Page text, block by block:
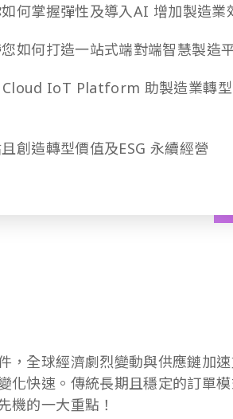
何掌握彈性及導入AI 增加製造業
如何打造一站式端對端智慧製造
IoT Platform 助製造業轉型
創造轉型價值及ESG 永續經營
，全球經濟劇烈變動與供應鏈加
化快速。傳統長期且穩定的訂單
機的一大重點！